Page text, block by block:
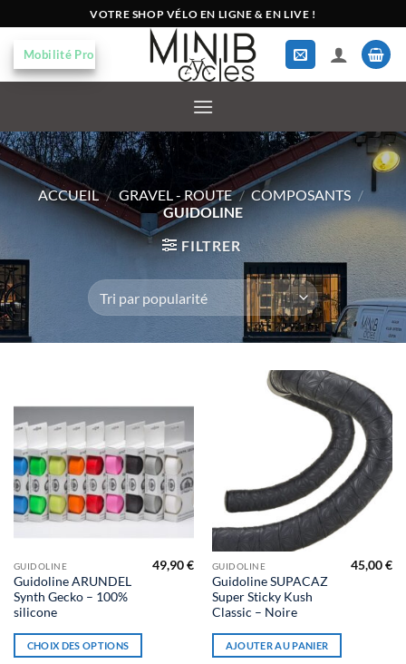
au
contenu
VOTRE SHOP VÉLO EN LIGNE & EN LIVE !
Mobilité Pro
ACCUEIL / GRAVEL - ROUTE / COMPOSANTS /
GUIDOLINE
FILTRER
GUIDOLINE
Guidoline ARUNDEL
Synth Gecko – 100%
silicone
49,90€
CHOIX DES OPTIONS
Ce
produit
a
variations.
GUIDOLINE
Guidoline SUPACAZ
Super Sticky Kush
Classic – Noire
45,00€
AJOUTER AU PANIER